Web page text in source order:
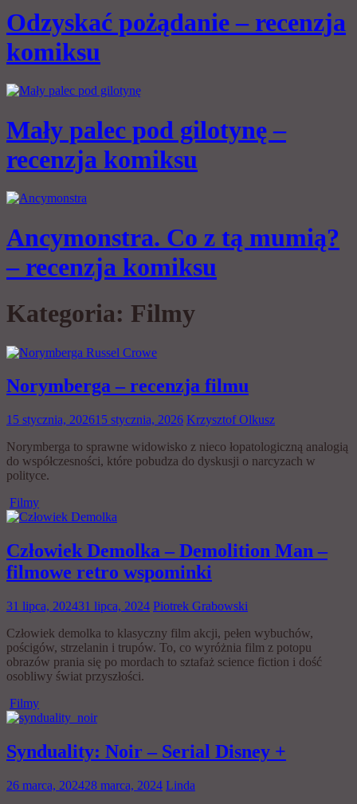
Odzyskać pożądanie – recenzja
komiksu
Mały palec pod gilotynę –
recenzja komiksu
Ancymonstra. Co z tą mumią?
– recenzja komiksu
Kategoria: Filmy
Norymberga – recenzja filmu
15 stycznia, 202615 stycznia, 2026 Krzysztof Olkusz
Norymberga to sprawne widowisko z nieco łopatologiczną analogią
do współczesności, które pobudza do dyskusji o narcyzach w
polityce.
Filmy
Człowiek Demolka – Demolition Man –
filmowe retro wspominki
31 lipca, 202431 lipca, 2024 Piotrek Grabowski
Człowiek demolka to klasyczny film akcji, pełen wybuchów,
pościgów, strzelanin i trupów. To, co wyróżnia film z potopu
obrazów prania się po mordach to sztafaż science fiction i dość
osobliwy świat przyszłości.
Filmy
Synduality: Noir – Serial Disney +
26 marca, 202428 marca, 2024 Linda